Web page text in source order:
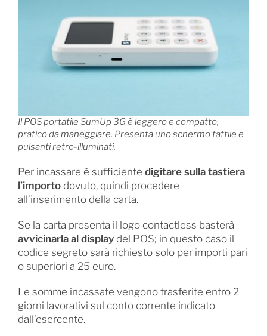
Il POS portatile SumUp 3G è leggero e compatto,
pratico da maneggiare. Presenta uno schermo tattile e
pulsanti retro-illuminati.
Per incassare è sufficiente digitare sulla tastiera
l’importodovuto, quindi procedere
all’inserimento della carta.
Se la carta presenta il logo contactless basterà
avvicinarla al displaydel POS; in questo caso il
codice segreto sarà richiesto solo per importi pari
o superiori a 25 euro.
Le somme incassate vengono trasferite entro 2
giorni lavorativi sul conto corrente indicato
dall’esercente.